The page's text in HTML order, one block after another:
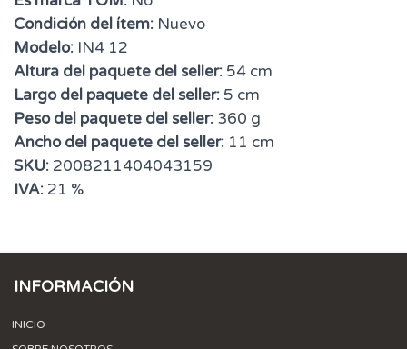
Condición del ítem: Nuevo
Modelo: IN4 12
Altura del paquete del seller: 54 cm
Largo del paquete del seller: 5 cm
Peso del paquete del seller: 360 g
Ancho del paquete del seller: 11 cm
SKU: 2008211404043159
IVA: 21 %
INFORMACIÓN
INICIO